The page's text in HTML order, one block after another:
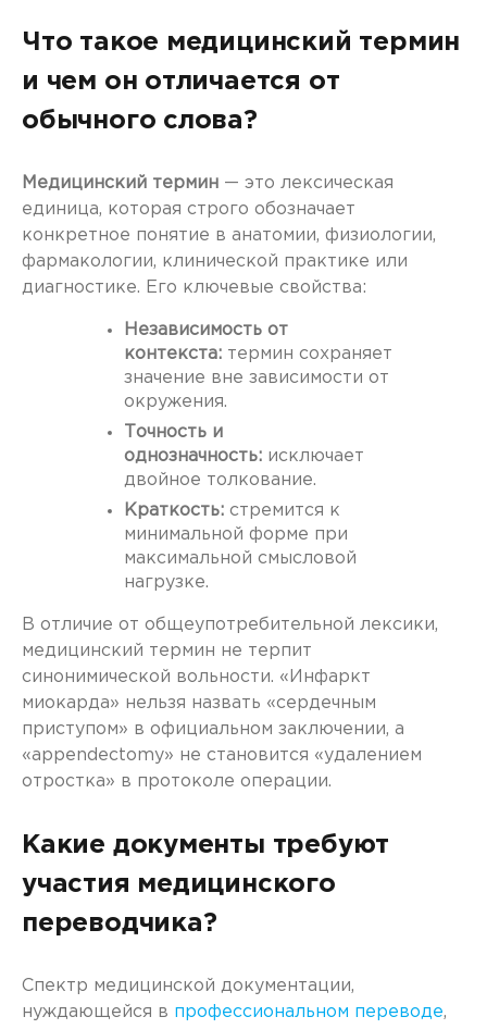
Что такое медицинский термин
и чем он отличается от
обычного слова?
Медицинский термин — это лексическая
единица, которая строго обозначает
конкретное понятие в анатомии, физиологии,
фармакологии, клинической практике или
диагностике. Его ключевые свойства:
Независимость от
контекста: термин сохраняет
значение вне зависимости от
окружения.
Точность и
однозначность: исключает
двойное толкование.
Краткость: стремится к
минимальной форме при
максимальной смысловой
нагрузке.
В отличие от общеупотребительной лексики,
медицинский термин не терпит
синонимической вольности. «Инфаркт
миокарда» нельзя назвать «сердечным
приступом» в официальном заключении, а
«appendectomy» не становится «удалением
отростка» в протоколе операции.
Какие документы требуют
участия медицинского
переводчика?
Спектр медицинской документации,
нуждающейся в профессиональном переводе,